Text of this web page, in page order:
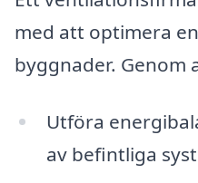
med att optimera
byggnader. Genom
Utföra
av befintliga